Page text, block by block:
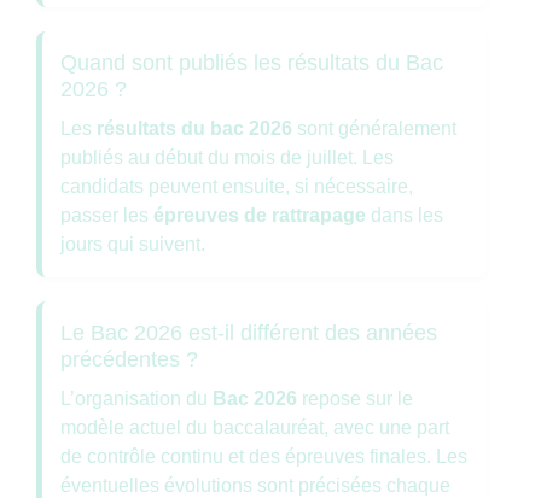
Quand sont publiés les résultats du Bac
2026 ?
Les résultats du bac 2026 sont généralement
publiés au début du mois de juillet. Les
candidats peuvent ensuite, si nécessaire,
passer les épreuves de rattrapage dans les
jours qui suivent.
Le Bac 2026 est-il différent des années
précédentes ?
L’organisation du Bac 2026 repose sur le
modèle actuel du baccalauréat, avec une part
de contrôle continu et des épreuves finales. Les
éventuelles évolutions sont précisées chaque